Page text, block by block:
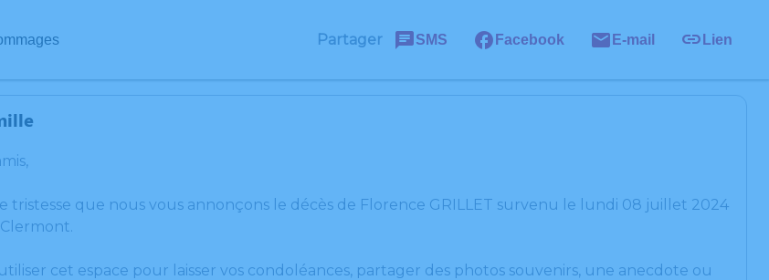
Partager SMS Facebook E-mail Lien
tristesse que nous vous annonçons le décès de Florence GRILLET survenu le lundi 08 juillet 2024
cet espace pour laisser vos condoléances, partager des photos souvenirs, une anecdote ou